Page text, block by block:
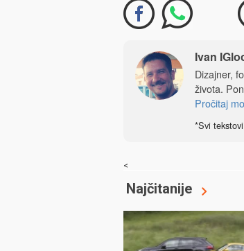
Ivan
Dizajner,
života.
Pročitaj
*Svi
<
Najčitanije